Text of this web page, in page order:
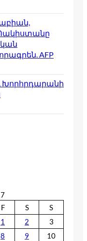
AFP
Խորհրդարանի
F S
S
1
2
3
8 9
10